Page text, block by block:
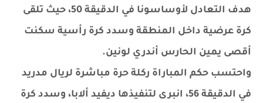
هدف التعادل لأوساسونا في الدقيقة 50، حيث تلقى
كرة عرضية داخل المنطقة وسدد كرة رأسية سكنت
أقصى يمين الحارس أندري لونين.
واحتسب حكم المباراة ركلة حرة مباشرة لريال مدريد
في الدقيقة 56، انبرى لتنفيذها ديفيد ألابا، وسدد كرة